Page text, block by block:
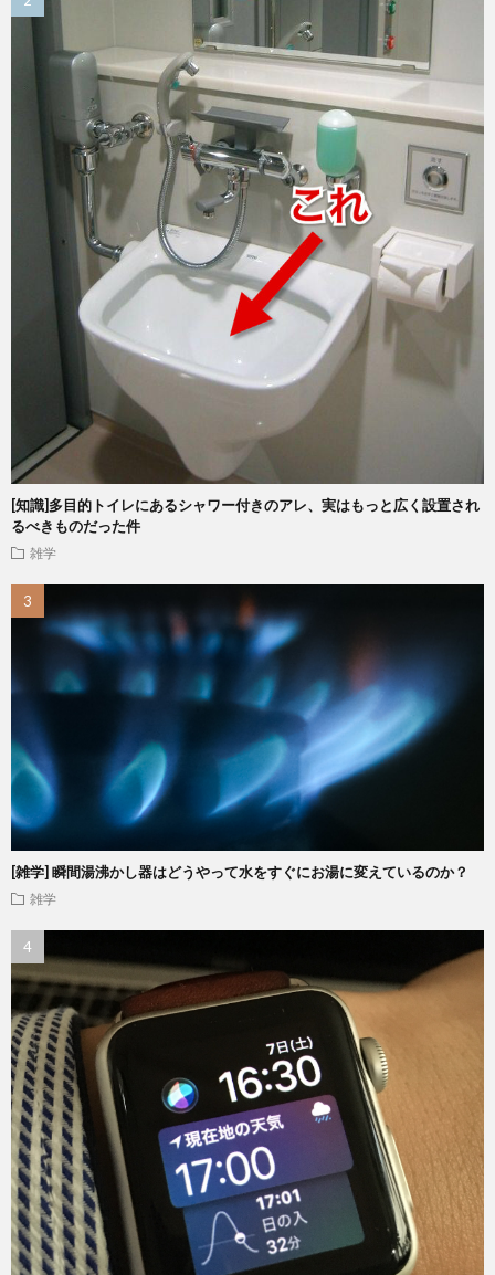
[知識]多目的トイレにあるシャワー付きのアレ、実はもっと広く設置され
るべきものだった件
雑学
[雑学] 瞬間湯沸かし器はどうやって水をすぐにお湯に変えているのか？
雑学